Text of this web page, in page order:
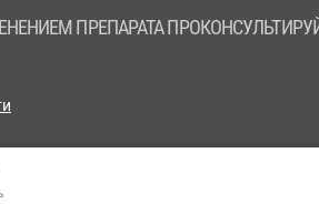
ПРЕПАРАТА